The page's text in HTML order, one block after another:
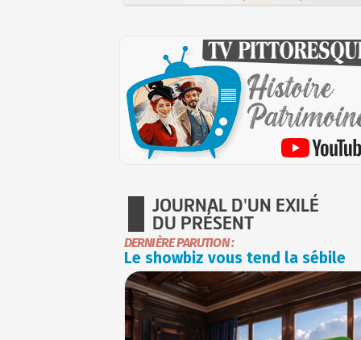
JOURNAL D'UN EXILÉ
DU PRÉSENT
DERNIÈRE PARUTION :
Le showbiz vous tend la sébile